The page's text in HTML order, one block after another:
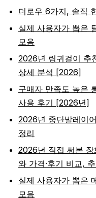
더로우 6가지, 솔직
실제 사용자가 뽑은
모음
2026년 링귀걸이 추
상세 분석 [2026]
구매자 만족도 높은
사용 후기 [2026년]
2026년 중단발레이
정리
2026년 직접 써본
와 가격·후기 비교,
실제 사용자가 뽑은
모음